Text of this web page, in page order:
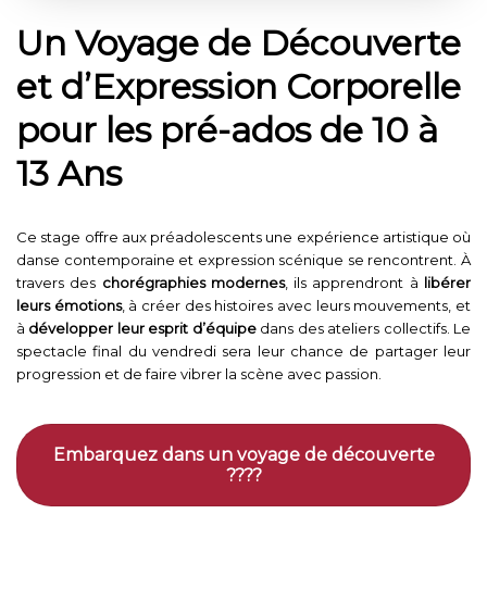
Un Voyage de Découverte
et d’Expression Corporelle
pour les pré-ados de 10 à
13 Ans
Ce stage offre aux préadolescents une expérience artistique où
danse contemporaine et expression scénique se rencontrent. À
travers des chorégraphies modernes, ils apprendront à libérer
leurs émotions, à créer des histoires avec leurs mouvements, et
à développer leur esprit d’équipedans des ateliers collectifs. Le
spectacle final du vendredi sera leur chance de partager leur
progression et de faire vibrer la scène avec passion.
Embarquez dans un voyage de découverte
????